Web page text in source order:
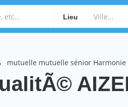
Lieu
mutuelle mutuelle sénior